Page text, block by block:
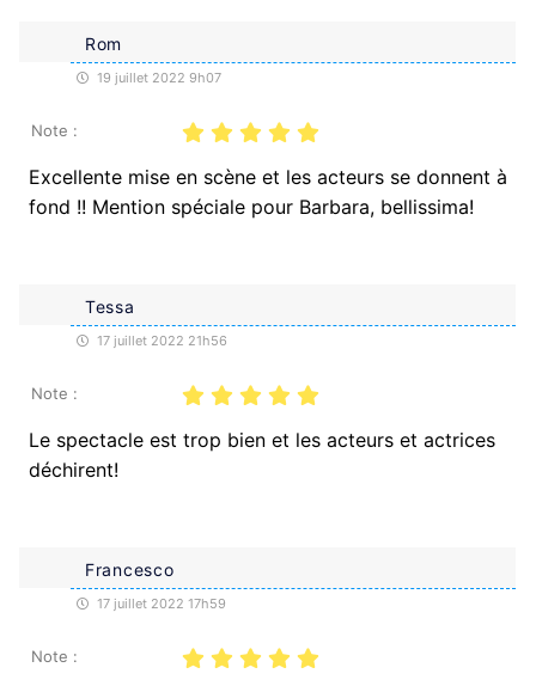
Rom
19 juillet 2022 9h07
Note :
Excellente mise en scène et les acteurs se donnent à
fond !! Mention spéciale pour Barbara, bellissima!
Tessa
17 juillet 2022 21h56
Note :
Le spectacle est trop bien et les acteurs et actrices
déchirent!
Francesco
17 juillet 2022 17h59
Note :